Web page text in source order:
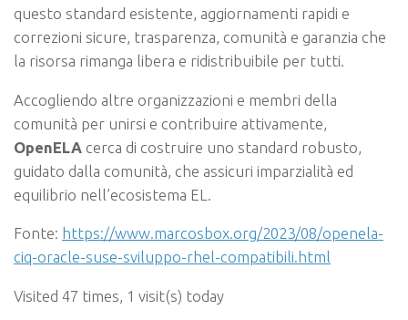
questo standard esistente, aggiornamenti rapidi e
correzioni sicure, trasparenza, comunità e garanzia che
la risorsa rimanga libera e ridistribuibile per tutti.
Accogliendo altre organizzazioni e membri della
comunità per unirsi e contribuire attivamente,
OpenELA cerca di costruire uno standard robusto,
guidato dalla comunità, che assicuri imparzialità ed
equilibrio nell’ecosistema EL.
Fonte: https://www.marcosbox.org/2023/08/openela-
ciq-oracle-suse-sviluppo-rhel-compatibili.html
Visited 47 times, 1 visit(s) today